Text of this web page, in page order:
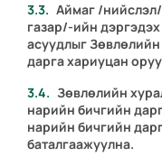
Аймаг /
газар/-ийн
асуудлыг
дарга хариуцан
Зөвлөлийн
нарийн бичгийн
нарийн бичгийн
баталгаажуулна.